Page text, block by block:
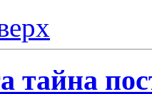
тайна